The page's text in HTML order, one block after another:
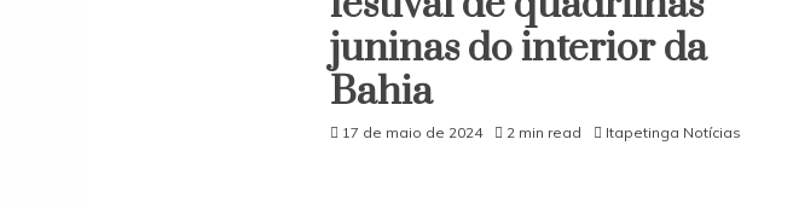
juninas do interior da
Bahia
17 de maio de 2024 2 min read Itapetinga Notícias